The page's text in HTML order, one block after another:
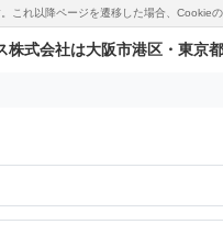
れ以降ページを遷移した場合、
株式会社は大阪市港区・東京